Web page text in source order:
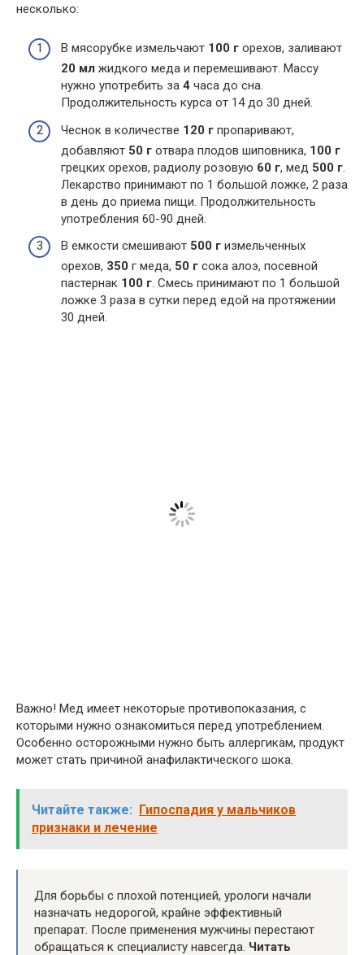
несколько:
В мясорубке измельчают 100 г орехов, заливают
20 мл жидкого меда и перемешивают. Массу
нужно употребить за 4 часа до сна.
Продолжительность курса от 14 до 30 дней.
Чеснок в количестве 120 г пропаривают,
добавляют 50 г отвара плодов шиповника, 100 г
грецких орехов, радиолу розовую 60 г, мед 500 г
Лекарство принимают по 1 большой ложке, 2 раза
в день до приема пищи. Продолжительность
употребления 60-90 дней.
В емкости смешивают 500 г измельченных
орехов, 350 г меда, 50 г сока алоэ, посевной
пастернак 100 г. Смесь принимают по 1 большой
ложке 3 раза в сутки перед едой на протяжении
30 дней.
Важно! Мед имеет некоторые противопоказания, с
которыми нужно ознакомиться перед употреблением.
Особенно осторожными нужно быть аллергикам, продукт
может стать причиной анафилактического шока.
Читайте также: Гипоспадия у мальчиков
признаки и лечение
Для борьбы с плохой потенцией, урологи начали
назначать недорогой, крайне эффективный
препарат. После применения мужчины перестают
обращаться к специалисту навсегда. Читать